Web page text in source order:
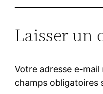
Laisser un
Votre adresse e-mail
champs obligatoires